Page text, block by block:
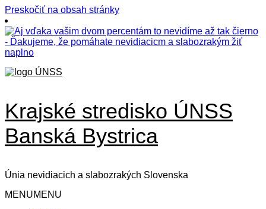
Preskočiť na obsah stránky
Krajské stredisko ÚNSS
Banská Bystrica
Únia nevidiacich a slabozrakých Slovenska
MENUMENU